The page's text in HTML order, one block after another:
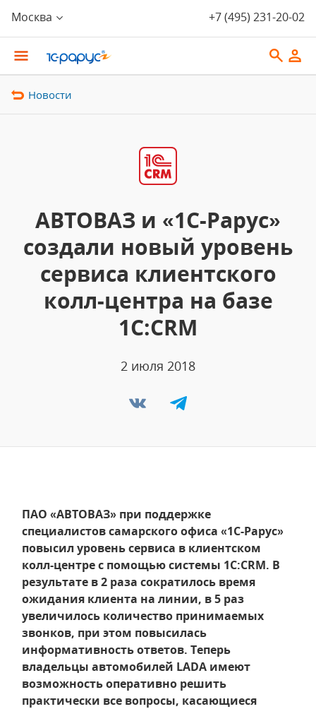
Москва +7 (495) 231-20-02
Новости
АВТОВАЗ и «1С-Рарус»
создали новый уровень
сервиса клиентского
колл-центра на базе
1С:CRM
2 июля 2018
ПАО «АВТОВАЗ» при поддержке
специалистов самарского офиса «1С-Рарус»
повысил уровень сервиса в клиентском
колл-центре с помощью системы 1С:CRM. В
результате в 2 раза сократилось время
ожидания клиента на линии, в 5 раз
увеличилось количество принимаемых
звонков, при этом повысилась
информативность ответов. Теперь
владельцы автомобилей LADA имеют
возможность оперативно решить
практически все вопросы, касающиеся